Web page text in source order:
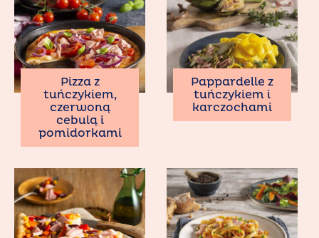
Pizza z
tuńczykiem,
czerwoną
cebulą i
pomidorkami
Pappardelle z
tuńczykiem i
karczochami